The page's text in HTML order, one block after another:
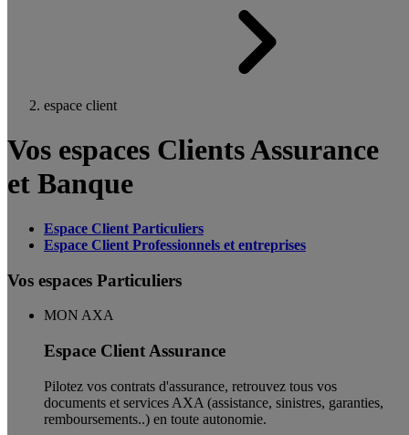
espace client
Vos espaces Clients Assurance
et Banque
Espace Client Particuliers
Espace Client Professionnels et entreprises
Vos espaces Particuliers
MON AXA
Espace Client Assurance
Pilotez vos contrats d'assurance, retrouvez tous vos
documents et services AXA (assistance, sinistres, garanties,
remboursements..) en toute autonomie. ​